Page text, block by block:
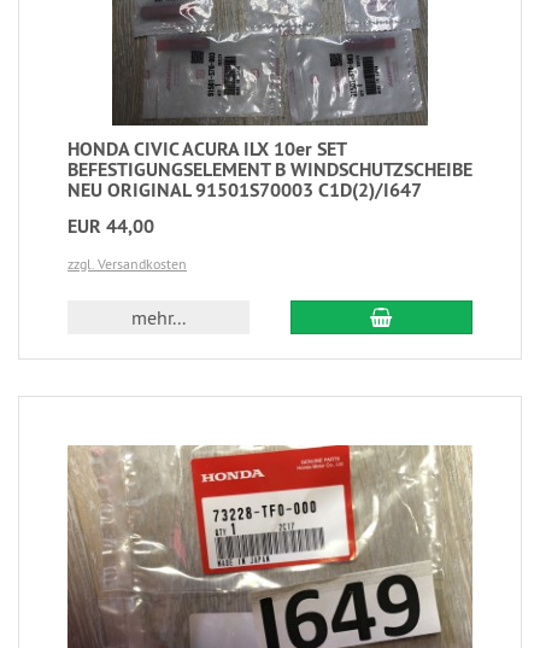
HONDA CIVIC ACURA ILX 10er SET
BEFESTIGUNGSELEMENT B WINDSCHUTZSCHEIBE
NEU ORIGINAL 91501S70003 C1D(2)/I647
EUR 44,00
zzgl. Versandkosten
mehr...